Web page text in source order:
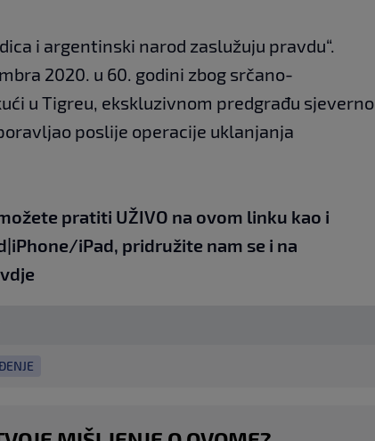
i argentinski narod zaslužuju pravdu“.
2020. u 60. godini zbog srčano-
u Tigreu, ekskluzivnom predgrađu sjeverno
poslije operacije uklanjanja
pratiti UŽIVO na ovom linku kao i
|iPhone/iPad, pridružite nam se i na